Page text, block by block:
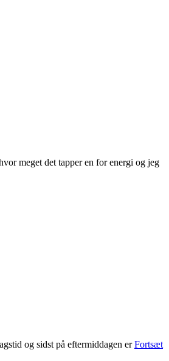
meget det tapper en for energi og jeg
og sidst på eftermiddagen erFortsæt